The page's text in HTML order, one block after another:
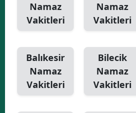
Namaz
Vakitleri
Namaz
Vakitleri
Balıkesir
Namaz
Vakitleri
Bilecik
Namaz
Vakitleri